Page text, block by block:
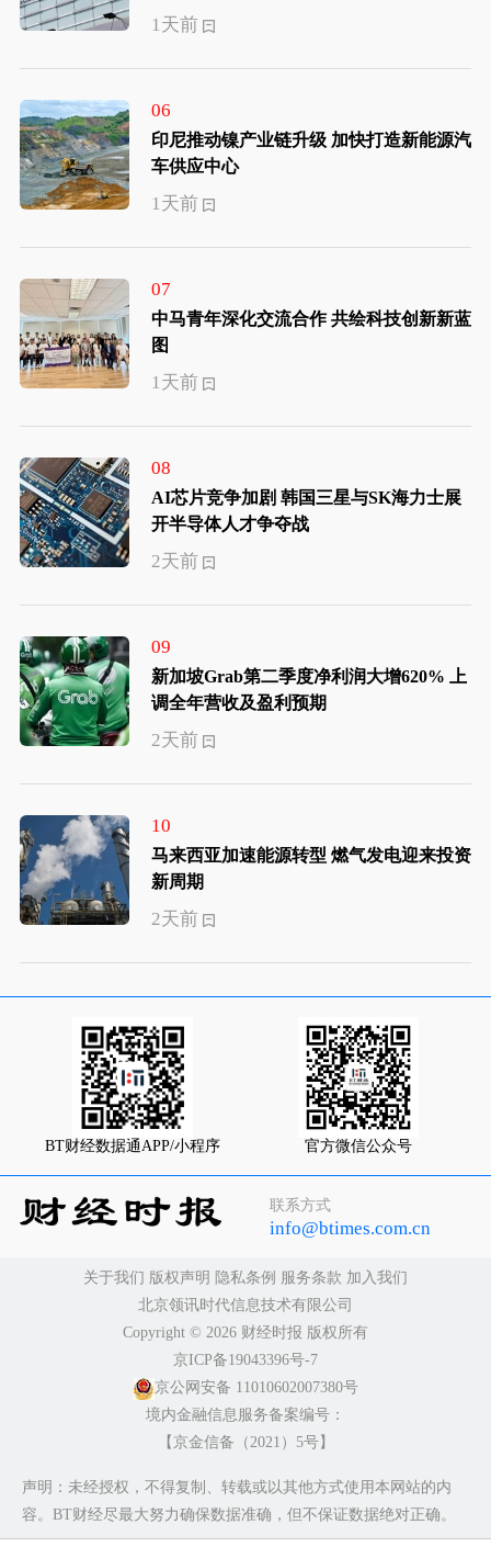
1天前
06
印尼推动镍产业链升级 加快打造新能源汽
车供应中心
1天前
07
中马青年深化交流合作 共绘科技创新新蓝
图
1天前
08
AI芯片竞争加剧 韩国三星与SK海力士展
开半导体人才争夺战
2天前
09
新加坡Grab第二季度净利润大增620% 上
调全年营收及盈利预期
2天前
10
马来西亚加速能源转型 燃气发电迎来投资
新周期
2天前
BT财经数据通APP/小程序 官方微信公众号
联系方式
info@btimes.com.cn
关于我们 版权声明 隐私条例 服务条款 加入我们
北京领讯时代信息技术有限公司
Copyright ©️ 2026 财经时报 版权所有
京ICP备19043396号-7
京公网安备 11010602007380号
境内金融信息服务备案编号：
【京金信备（2021）5号】
声明：未经授权，不得复制、转载或以其他方式使用本网站的内
容。BT财经尽最大努力确保数据准确，但不保证数据绝对正确。